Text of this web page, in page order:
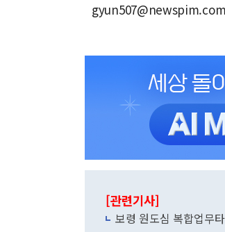
gyun507@newspim.com
[관련기사]
보령 원도심 복합업무